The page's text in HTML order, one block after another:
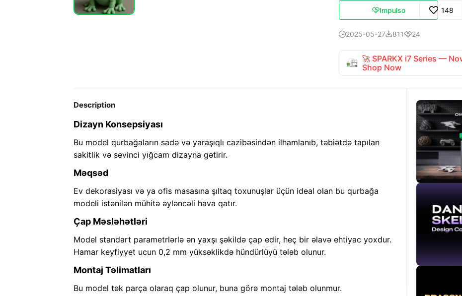
Impulso 148
2025-05-2781124
🚀 SPARKX i7 Series —
Shop Now
Description
Dizayn Konsepsiyası
Bu model qurbağaların sadə və yaraşıqlı cazibəsindən ilhamlanıb, təbiətdə tapılan
sakitlik və sevinci yığcam dizayna gətirir.
Məqsəd
Ev dekorasiyası və ya ofis masasına şıltaq toxunuşlar üçün ideal olan bu qurbağa
modeli istənilən mühitə əyləncəli hava qatır.
Çap Məsləhətləri
Model standart parametrlərlə ən yaxşı şəkildə çap edir, heç bir əlavə ehtiyac yoxdur.
Hamar keyfiyyet ucun 0,2 mm yüksəklikdə hündürlüyü tələb olunur.
Montaj Təlimatları
Bu model tək parça olaraq çap olunur, buna görə montaj tələb olunmur.